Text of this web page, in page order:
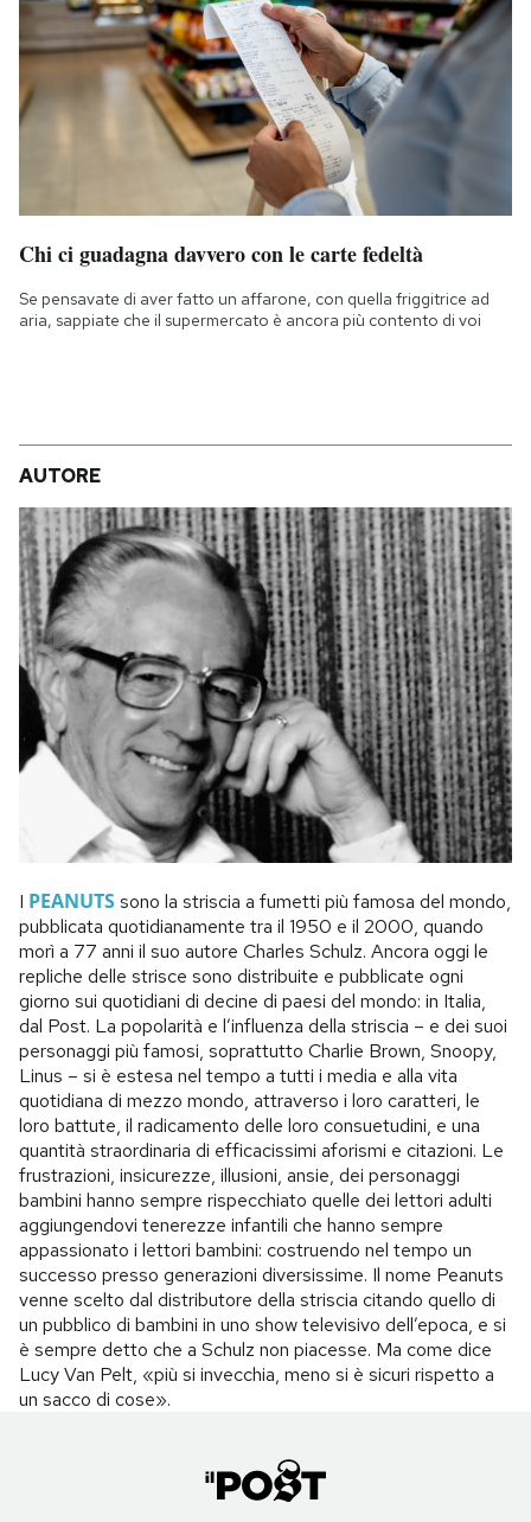
Chi ci guadagna davvero con le carte fedeltà
Se pensavate di aver fatto un affarone, con quella friggitrice ad
aria, sappiate che il supermercato è ancora più contento di voi
AUTORE
I PEANUTSsono la striscia a fumetti più famosa del mondo,
pubblicata quotidianamente tra il 1950 e il 2000, quando
morì a 77 anni il suo autore Charles Schulz. Ancora oggi le
repliche delle strisce sono distribuite e pubblicate ogni
giorno sui quotidiani di decine di paesi del mondo: in Italia,
dal Post. La popolarità e l’influenza della striscia – e dei suoi
personaggi più famosi, soprattutto Charlie Brown, Snoopy,
Linus – si è estesa nel tempo a tutti i media e alla vita
quotidiana di mezzo mondo, attraverso i loro caratteri, le
loro battute, il radicamento delle loro consuetudini, e una
quantità straordinaria di efficacissimi aforismi e citazioni. Le
frustrazioni, insicurezze, illusioni, ansie, dei personaggi
bambini hanno sempre rispecchiato quelle dei lettori adulti
aggiungendovi tenerezze infantili che hanno sempre
appassionato i lettori bambini: costruendo nel tempo un
successo presso generazioni diversissime. Il nome Peanuts
venne scelto dal distributore della striscia citando quello di
un pubblico di bambini in uno show televisivo dell’epoca, e si
è sempre detto che a Schulz non piacesse. Ma come dice
Lucy Van Pelt, «più si invecchia, meno si è sicuri rispetto a
un sacco di cose».